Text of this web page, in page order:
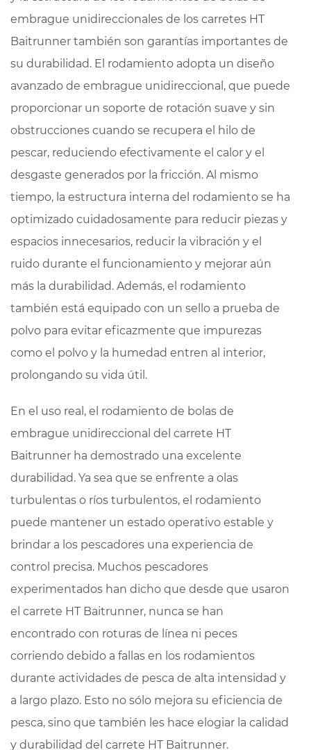
embrague unidireccionales de los carretes HT
Baitrunner también son garantías importantes de
su durabilidad. El rodamiento adopta un diseño
avanzado de embrague unidireccional, que puede
proporcionar un soporte de rotación suave y sin
obstrucciones cuando se recupera el hilo de
pescar, reduciendo efectivamente el calor y el
desgaste generados por la fricción. Al mismo
tiempo, la estructura interna del rodamiento se ha
optimizado cuidadosamente para reducir piezas y
espacios innecesarios, reducir la vibración y el
ruido durante el funcionamiento y mejorar aún
más la durabilidad. Además, el rodamiento
también está equipado con un sello a prueba de
polvo para evitar eficazmente que impurezas
como el polvo y la humedad entren al interior,
prolongando su vida útil.
En el uso real, el rodamiento de bolas de
embrague unidireccional del carrete HT
Baitrunner ha demostrado una excelente
durabilidad. Ya sea que se enfrente a olas
turbulentas o ríos turbulentos, el rodamiento
puede mantener un estado operativo estable y
brindar a los pescadores una experiencia de
control precisa. Muchos pescadores
experimentados han dicho que desde que usaron
el carrete HT Baitrunner, nunca se han
encontrado con roturas de línea ni peces
corriendo debido a fallas en los rodamientos
durante actividades de pesca de alta intensidad y
a largo plazo. Esto no sólo mejora su eficiencia de
pesca, sino que también les hace elogiar la calidad
y durabilidad del carrete HT Baitrunner.